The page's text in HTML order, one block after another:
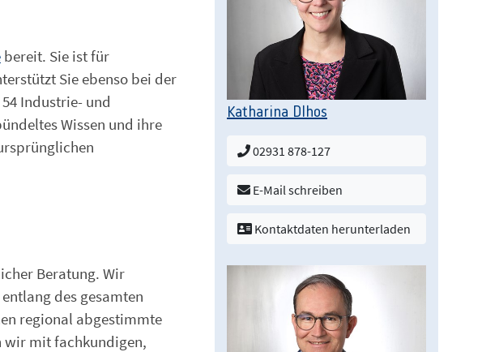
bereit. Sie ist für
Sie ebenso bei der
Industrie- und
Wissen und ihre
Beratung. Wir
des gesamten
regional abgestimmte
wir mit fachkundigen,
Katharina Dlhos
02931 878-127
E-Mail schreiben
Kontaktdaten herunterladen